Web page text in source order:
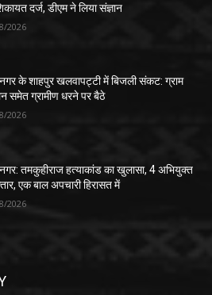
दर्ज, डीएम ने लिया संज्ञान
2026
के शाहपुर खलवापट्टी में बिजली संकट: ग्राम
समेत ग्रामीण धरने पर बैठे
2026
तमकुहीराज हत्याकांड का खुलासा, 4 अभियुक्त
एक बाल अपचारी हिरासत में
2026